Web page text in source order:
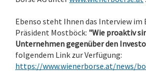
Ebenso steht Ihnen das Interview
Präsident Mostböck: "Wie proaktiv
Unternehmen gegenüber den
folgendem Link zur Verfügung:
https://www.wienerborse.at/news/